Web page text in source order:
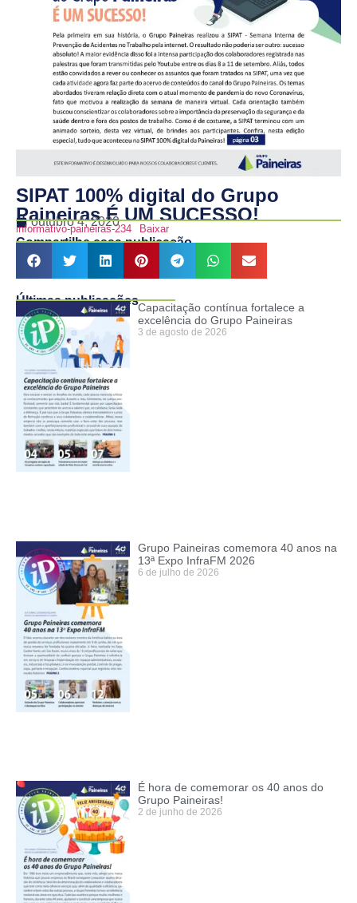
SIPAT 100% digital do Grupo
Paineiras É UM SUCESSO!
outubro 4, 2020
informativo-paineiras-234 Baixar
Compartilhe essa publicação
Últimas publicaçõesCapacitação contínua fortalece a
excelência do Grupo Paineiras
3 de agosto de 2026
Grupo Paineiras comemora 40 anos na
13ª Expo InfraFM 2026
6 de julho de 2026
É hora de comemorar os 40 anos do
Grupo Paineiras!
2 de junho de 2026